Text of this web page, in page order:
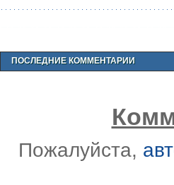
ПОСЛЕДНИЕ КОММЕНТАРИИ
Пожалуйста,